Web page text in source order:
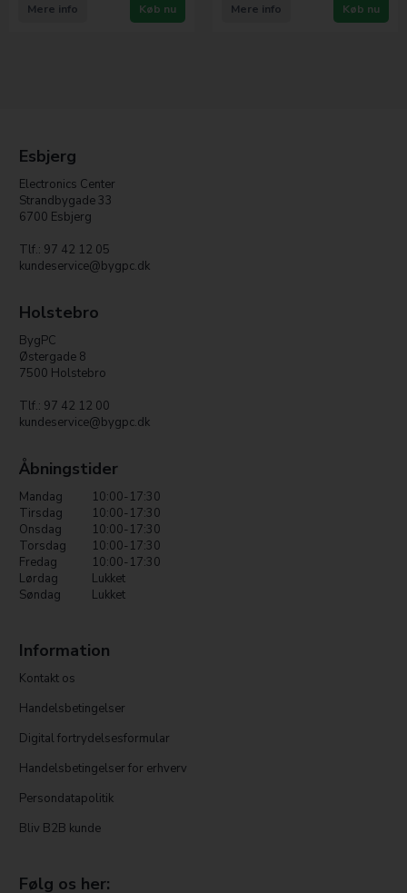
Køb nu
Mere info Køb nu
Mere info
Esbjerg
Electronics Center
Strandbygade 33
6700 Esbjerg
Tlf.: 97 42 12 05
kundeservice@bygpc.dk
Holstebro
BygPC
Østergade 8
7500 Holstebro
Tlf.: 97 42 12 00
kundeservice@bygpc.dk
Åbningstider
Mandag
10:00-17:30
Tirsdag
10:00-17:30
Onsdag
10:00-17:30
Torsdag
10:00-17:30
Fredag
10:00-17:30
Lørdag
Lukket
Søndag
Lukket
Information
Kontakt os
Handelsbetingelser
Digital fortrydelsesformular
Handelsbetingelser for erhverv
Persondatapolitik
Bliv B2B kunde
Følg os her: